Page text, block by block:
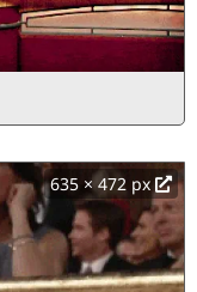
635 × 472 px